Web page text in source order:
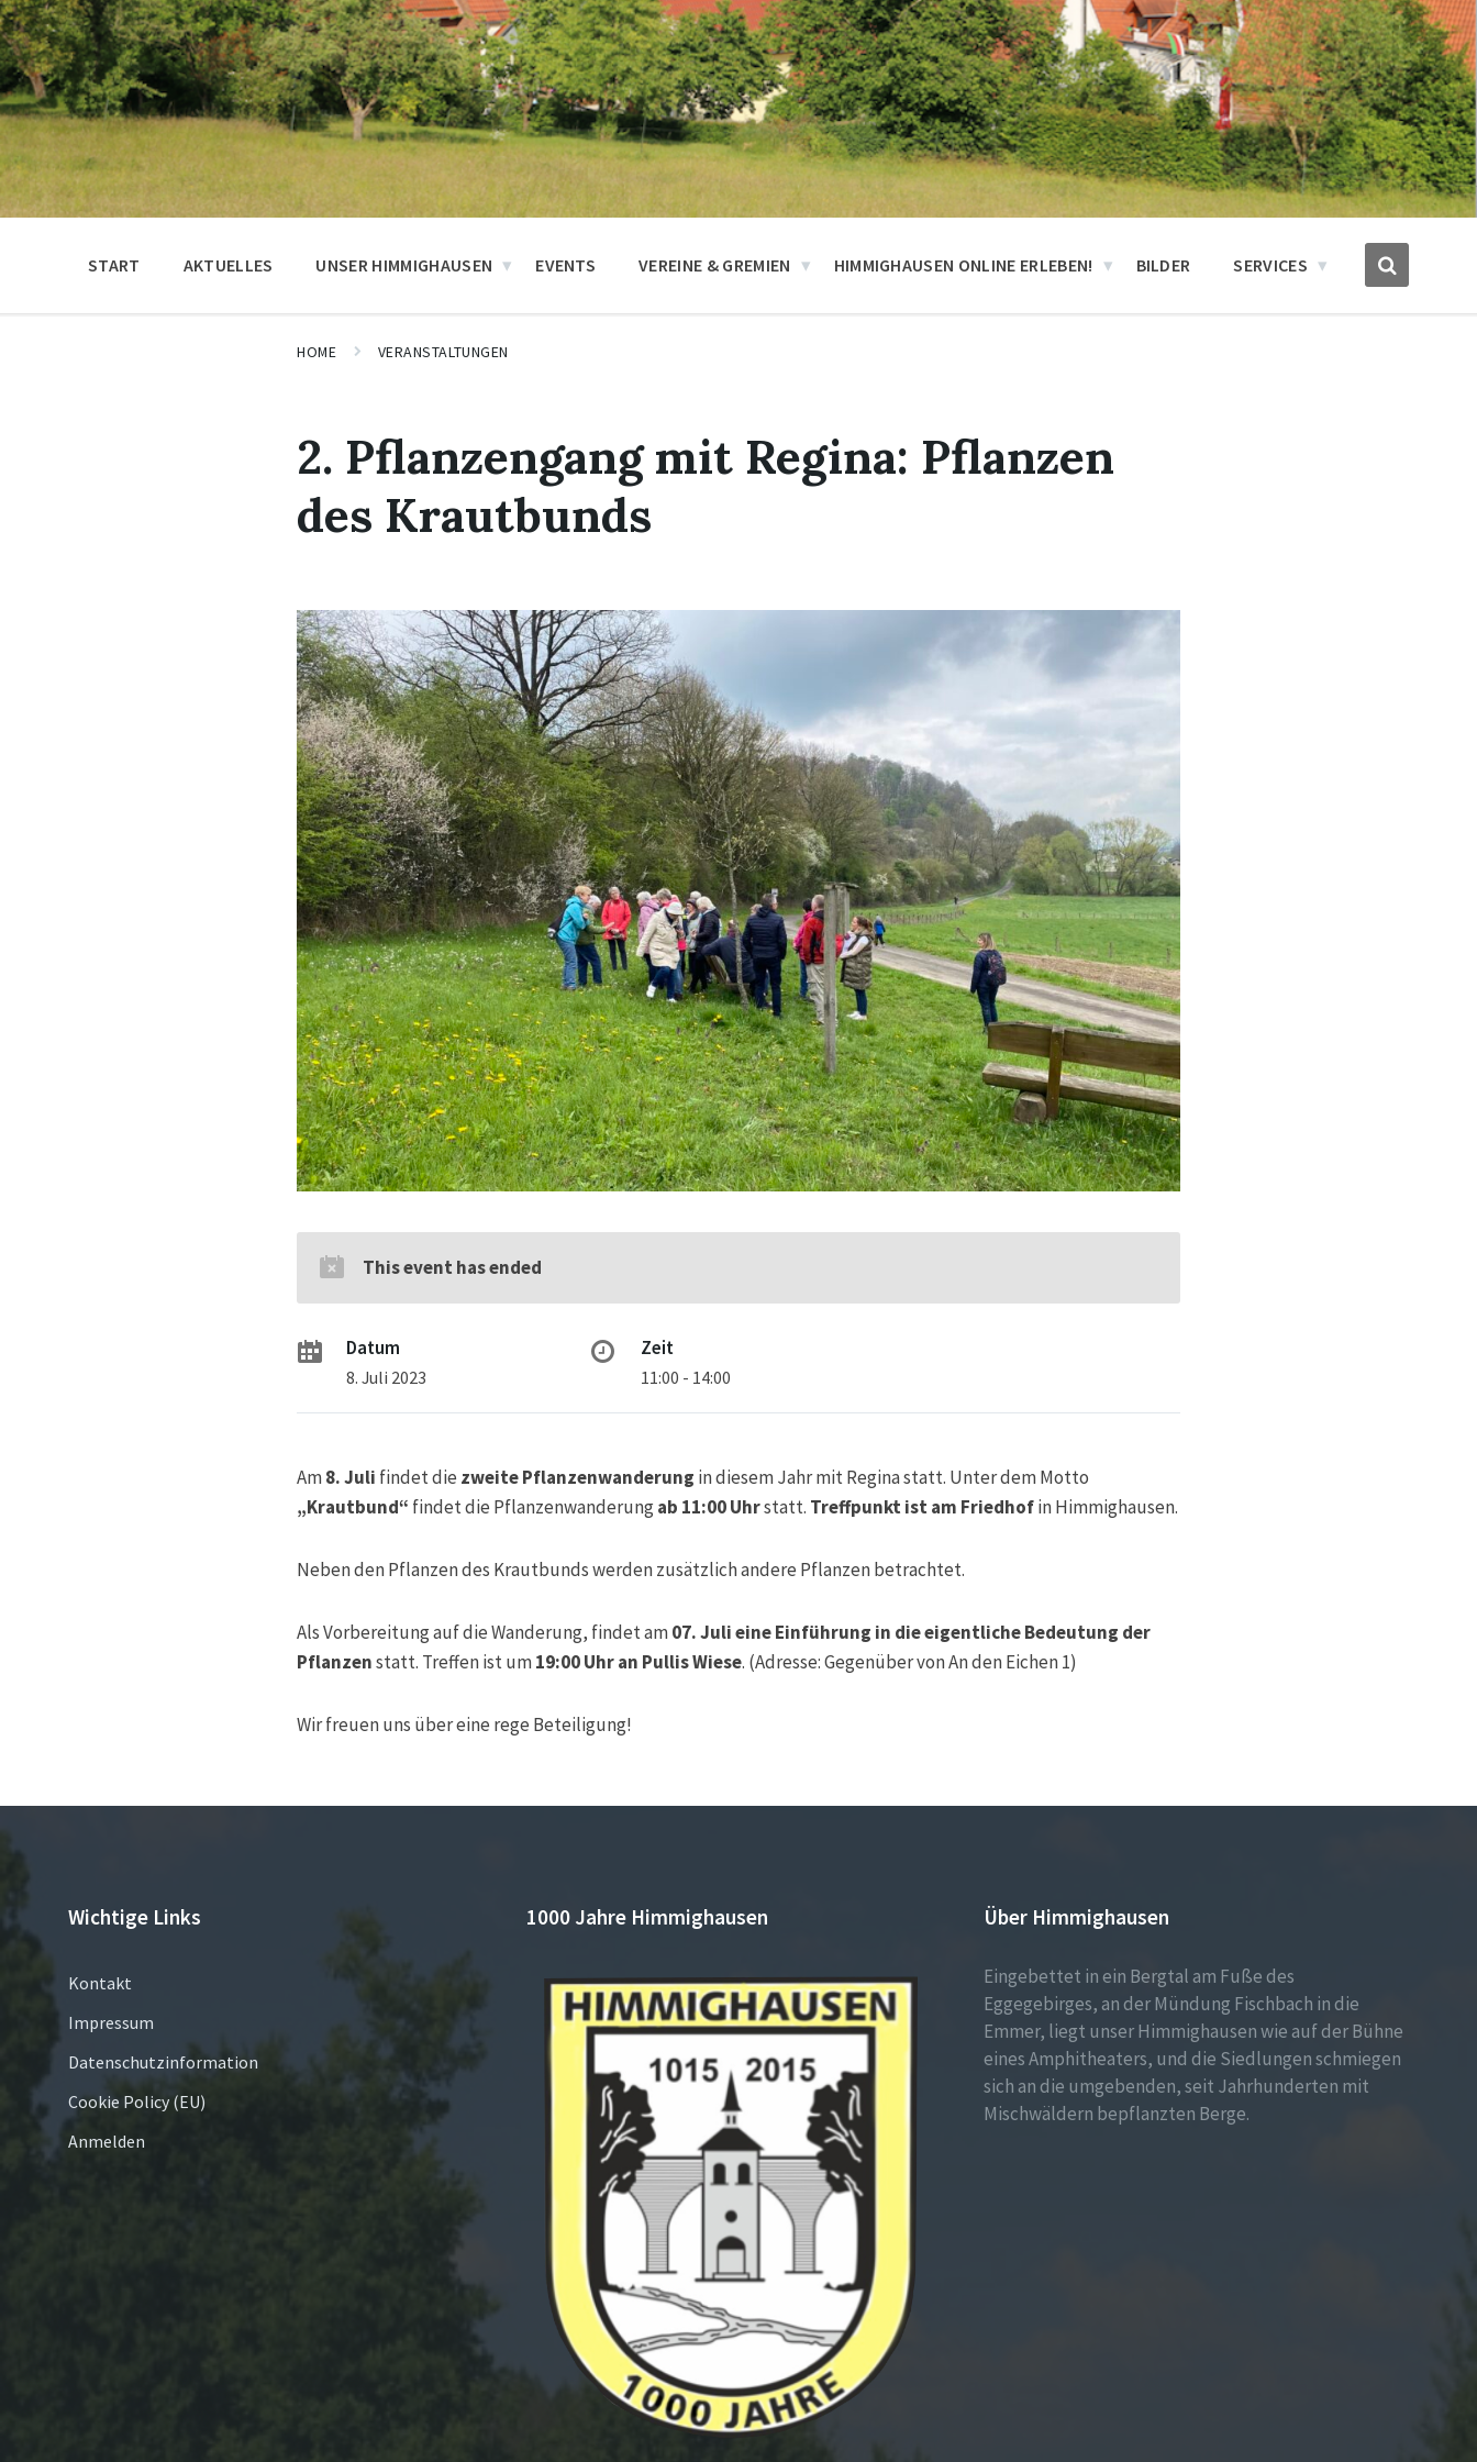
START AKTUELLES UNSER HIMMIGHAUSEN EVENTS VEREINE & GREMIEN HIMMIGHAUSEN ONLINE ERLEBEN! BILDER SERVICES
HOME VERANSTALTUNGEN
2. Pflanzengang mit Regina: Pflanzen
des Krautbunds
This event has ended
Datum
8. Juli 2023
Zeit
11:00 - 14:00
Am8. Juli findet die zweite Pflanzenwanderung in diesem Jahr mit Regina statt. Unter dem Motto
„Krautbund“ findet die Pflanzenwanderungab 11:00 Uhrstatt. Treffpunkt ist am Friedhofin Himmighausen.
Neben den Pflanzen des Krautbunds werden zusätzlich andere Pflanzen betrachtet.
Als Vorbereitung auf die Wanderung, findet am07. Juli eine Einführung in die eigentliche Bedeutung der
Pflanzenstatt. Treffen ist um19:00 Uhr an Pullis Wiese. (Adresse: Gegenüber von An den Eichen 1)
Wir freuen uns über eine rege Beteiligung!
Wichtige Links
Kontakt
Impressum
Datenschutzinformation
Cookie Policy (EU)
Anmelden
1000 Jahre Himmighausen Über Himmighausen
Eingebettet in ein Bergtal am Fuße des
Eggegebirges, an der Mündung Fischbach in die
Emmer, liegt unser Himmighausen wie auf der Bühne
eines Amphitheaters, und die Siedlungen schmiegen
sich an die umgebenden, seit Jahrhunderten mit
Mischwäldern bepflanzten Berge.